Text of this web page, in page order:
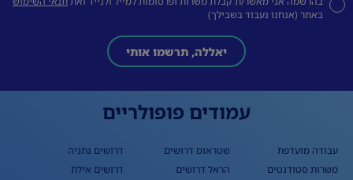
באתר (אנחנו נעבוד בשבילך)
יאללה, תרשמו אותי
עמודים פופולריים
עבודה מועדפת
משרות סטודנטים
שטראוס דרושים
הראל דרושים
דרושים נתניה
דרושים אילת